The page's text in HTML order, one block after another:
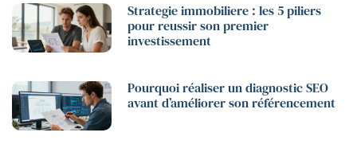
Strategie immobiliere : les 5 piliers
pour reussir son premier
investissement
Pourquoi réaliser un diagnostic SEO
avant d’améliorer son référencement